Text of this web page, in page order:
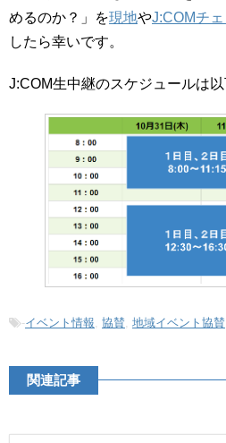
めるのか？」を現地やJ:COMチ
したら幸いです。
J:COM生中継のスケジュールは以
-イベント情報 協賛 地域イベント協賛
関連記事